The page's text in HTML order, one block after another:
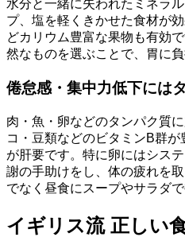
水分と一緒に失われたミネラ
プ、塩を軽くきかせた食材が
どカリウム豊富な果物も有効
然なものを選ぶことで、胃に
倦怠感・集中力低下には
肉・魚・卵などのタンパク質
コ・豆類などのビタミンB群
が肝要です。特に卵にはシス
謝の手助けをし、体の疲れを
でなく昼食にスープやサラダ
イギリス流 正しい